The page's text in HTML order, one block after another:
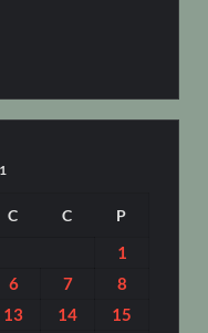
C C P
1
6 7
8
13 14
15